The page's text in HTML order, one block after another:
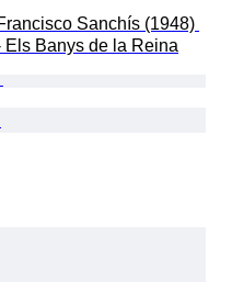
Sanchís (1948)
Els Banys de la Reina